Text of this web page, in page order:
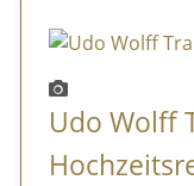
Udo Wolff